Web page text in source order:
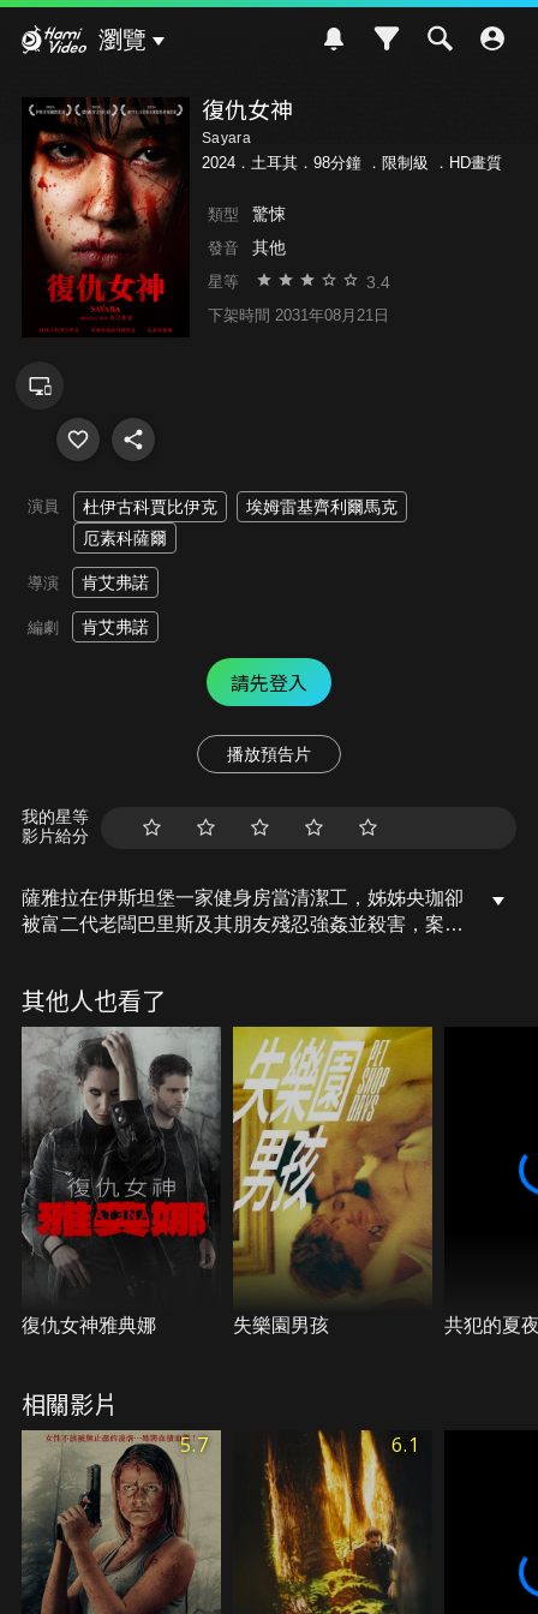
瀏覽
復仇女神
Sayara
2024．土耳其．98分鐘 ． 限制級 ．HD畫質
類型 驚悚
發音 其他
星等 3.4
下架時間 2031年08月21日
演員 杜伊古科賈比伊克
埃姆雷基齊利爾馬克
厄素科薩爾
導演 肯艾弗諾
編劇 肯艾弗諾
請先登入
播放預告片
我的星等
影片給分
薩雅拉在伊斯坦堡一家健身房當清潔工，姊姊央珈卻
被富二代老闆巴里斯及其朋友殘忍強姦並殺害，案件
指揮官，也是武術冠軍，他訓練她精通近身格鬥，薩
雅拉發誓要為姊姊復仇，執行屬於她的正義。
其他人也看了
復仇女神雅典娜 失樂園男孩 共犯的夏
相關影片
5.7 6.1